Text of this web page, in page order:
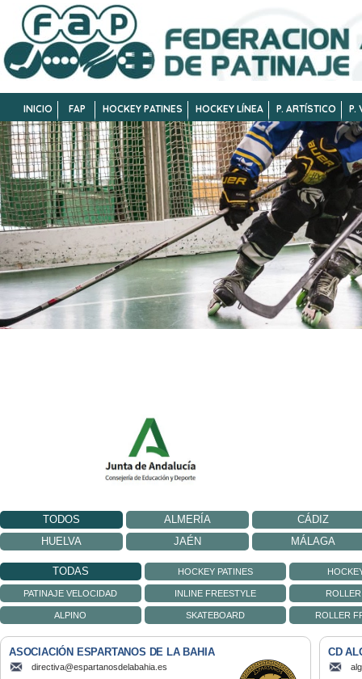
INICIO FAP HOCKEY PATINES HOCKEY LÍNEA P. ARTÍSTICO P.
TODOS ALMERÍA
CÁDIZ
HUELVA
JAÉN MÁLAGA
TODAS HOCKEY PATINES
PATINAJE VELOCIDAD INLINE FREESTYLE
ALPINO SKATEBOARD ROLLER
ASOCIACIÓN ESPARTANOS DE LA BAHIA
directiva@espartanosdelabahia.es
CD